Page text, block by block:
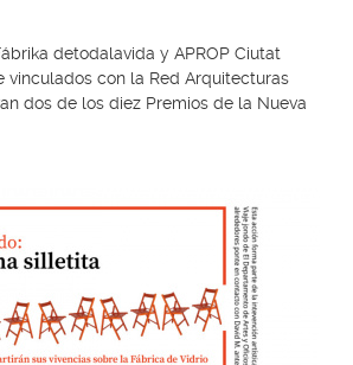
detodalavida y APROP Ciutat
vinculados con la Red Arquitecturas
dos de los diez Premios de la Nueva